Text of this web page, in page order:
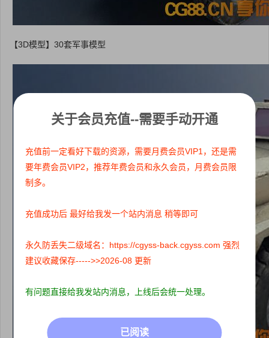
【3D模型】30套军事模型
关于会员充值--需要手动开通
充值前一定看好下载的资源，需要月费会员VIP1，还是需
要年费会员VIP2，推荐年费会员和永久会员，月费会员限
制多。
充值成功后 最好给我发一个站内消息 稍等即可
永久防丢失二级域名：https://cgyss-back.cgyss.com 强烈
建议收藏保存----->>2026-08 更新
有问题直接给我发站内消息，上线后会统一处理。
已阅读